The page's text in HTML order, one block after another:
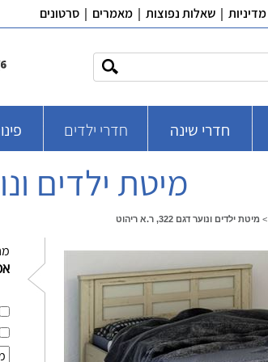
מדיניות | שאלות נפוצות | מאמרים | סרטונים
חדרי שינה חדרי ילדים
מיטת ילדים ונוער דגם
> מיטת ילדים ונוער דגם 322, ר.א ריהוט